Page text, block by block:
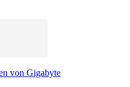
von Gigabyte